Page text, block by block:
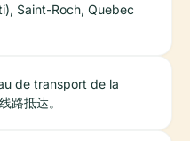
Saint-Roch, Quebec
de transport de la
路抵达。